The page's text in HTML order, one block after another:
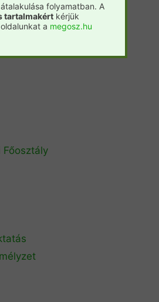
Főosztály
folyamatban. A
tartalmakért kérjük
oldalunkat a megosz.hu